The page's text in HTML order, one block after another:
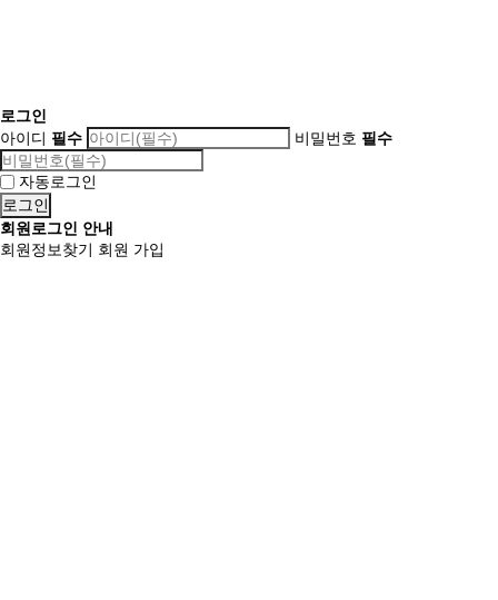
로그인
아이디 필수 비밀번호 필수
자동로그인
회원로그인 안내
회원정보찾기 회원 가입